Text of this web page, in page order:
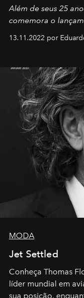
Além de seus 25
comemora o
13.11.2022 por
MODA
Jet Settled
Conheça Thomas
líder mundial em
sua posição,